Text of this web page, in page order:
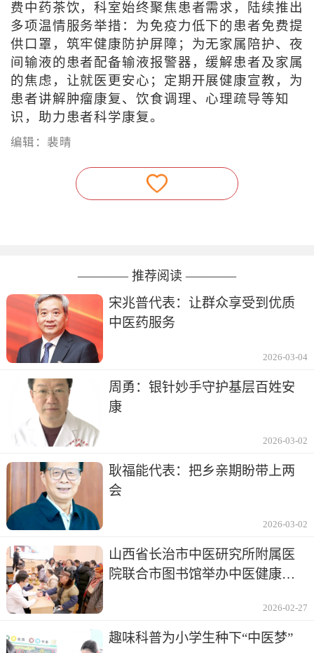
费中药茶饮，科室始终聚焦患者需求，陆续推出
多项温情服务举措：为免疫力低下的患者免费提
供口罩，筑牢健康防护屏障；为无家属陪护、夜
间输液的患者配备输液报警器，缓解患者及家属
的焦虑，让就医更安心；定期开展健康宣教，为
患者讲解肿瘤康复、饮食调理、心理疏导等知
识，助力患者科学康复。
编辑：裴晴
———— 推荐阅读 ————
宋兆普代表：让群众享受到优质
中医药服务
2026-03-04
周勇：银针妙手守护基层百姓安
康
2026-03-02
耿福能代表：把乡亲期盼带上两
会
2026-03-02
山西省长治市中医研究所附属医
院联合市图书馆举办中医健康讲
2026-02-27
趣味科普为小学生种下“中医梦”